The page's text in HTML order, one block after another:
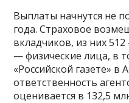
Выплаты начнутся не
года. Страховое
вкладчиков, из них
— физические лица, в
«Российской газете» в
ответственность
оценивается в 132,5